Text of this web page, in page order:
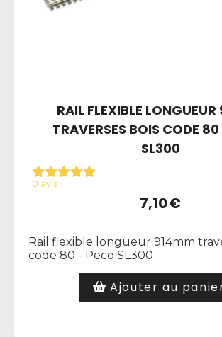
RAIL FLEXIBLE
TRAVERSES BOIS CODE
SL300
0 avis
7,10€
Rail flexible longueur 914mm
code 80 - Peco SL300
Ajouter au